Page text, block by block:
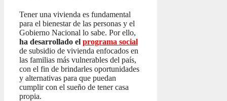
Tener una vivienda es fundamental
para el bienestar de las personas y el
Gobierno Nacional lo sabe. Por ello,
ha desarrollado el programa social
de subsidio de vivienda enfocados en
las familias más vulnerables del país,
con el fin de brindarles oportunidades
y alternativas para que puedan
cumplir con el sueño de tener casa
propia.